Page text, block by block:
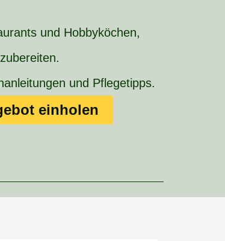
und Hobbyköchen,
und Pflegetipps.
einholen